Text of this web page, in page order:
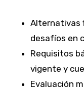
Alternativas
desafíos en
Requisitos
vigente y
Evaluación